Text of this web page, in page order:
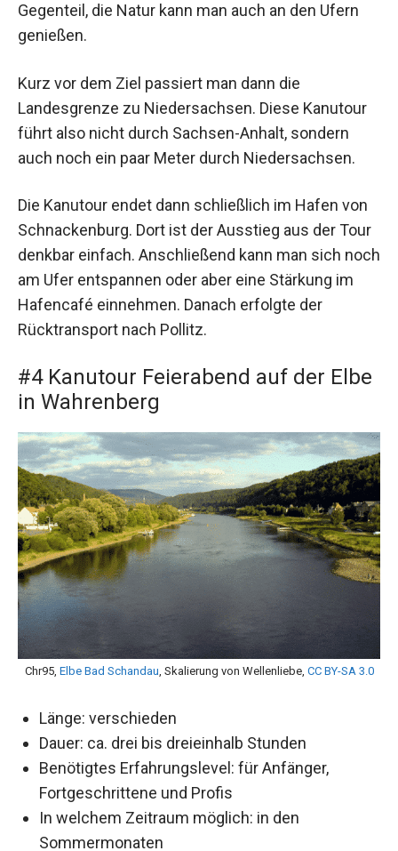
Gegenteil, die Natur kann man auch an den Ufern
genießen.
Kurz vor dem Ziel passiert man dann die
Landesgrenze zu Niedersachsen. Diese Kanutour
führt also nicht durch Sachsen-Anhalt, sondern
auch noch ein paar Meter durch Niedersachsen.
Die Kanutour endet dann schließlich im Hafen von
Schnackenburg. Dort ist der Ausstieg aus der Tour
denkbar einfach. Anschließend kann man sich noch
am Ufer entspannen oder aber eine Stärkung im
Hafencafé einnehmen. Danach erfolgte der
Rücktransport nach Pollitz.
#4 Kanutour Feierabend auf der Elbe
in Wahrenberg
Chr95, Elbe Bad Schandau , Skalierung von Wellenliebe, CC BY-SA 3.0
Länge: verschieden
Dauer: ca. drei bis dreieinhalb Stunden
Benötigtes Erfahrungslevel: für Anfänger,
Fortgeschrittene und Profis
In welchem Zeitraum möglich: in den
Sommermonaten